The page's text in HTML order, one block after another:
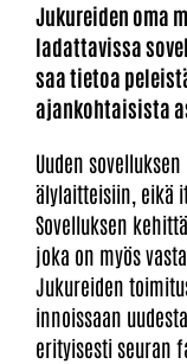
Jukureiden oma
ladattavissa
saa tietoa
ajankohtaisista
Uuden
älylaitteisiin, eikä
Sovelluksen
joka on myös
Jukureiden
innoissaan
erityisesti seuran